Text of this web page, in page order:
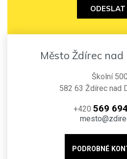
ODESLAT
Město Ždírec
Školní 500
582 63 Ždírec nad
+420 569
PODROBNÉ